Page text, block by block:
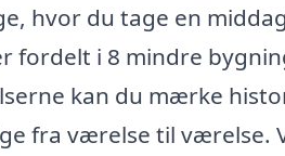
hvor du tage en
fordelt i 8 mindre
kan du mærke
fra værelse til værelse.